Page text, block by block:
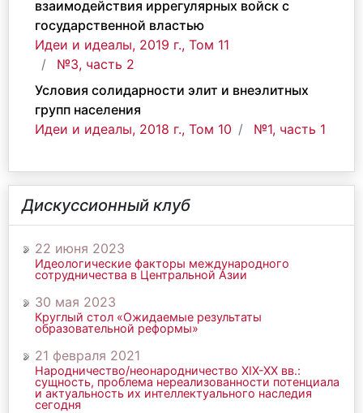
взаимодействия иррегулярных войск с
государственной властью
Идеи и идеалы, 2019 г., Том 11
№3, часть 2
Условия солидарности элит и внеэлитных
групп населения
Идеи и идеалы, 2018 г., Том 10
№1, часть 1
Дискуссионный клуб
22 июня 2023
Идеологические факторы международного
сотрудничества в Центральной Азии
30 мая 2023
Круглый стол «Ожидаемые результаты
образовательной реформы»
21 февраля 2021
Народничество/неонародничество ХIХ-ХХ вв.:
сущность, проблема нереализованности потенциала
и актуальность их интеллектуального наследия
сегодня